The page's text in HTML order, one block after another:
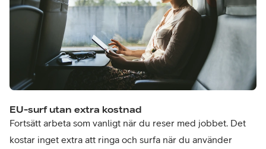
EU-surf utan extra kostnad
Fortsätt arbeta som vanligt när du reser med jobbet. Det
kostar inget extra att ringa och surfa när du använder